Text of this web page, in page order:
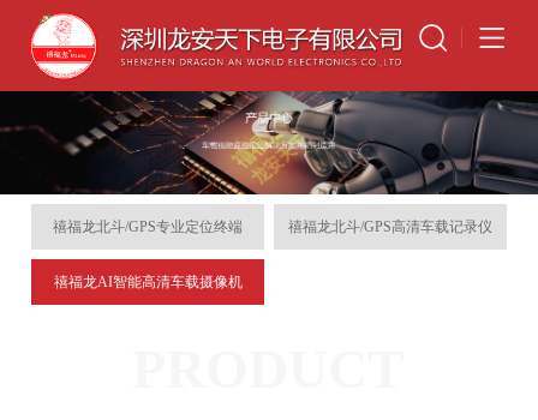
禧福龙北斗/GPS专业定位终端 禧福龙北斗/GPS高清车载记录仪
禧福龙AI智能高清车载摄像机